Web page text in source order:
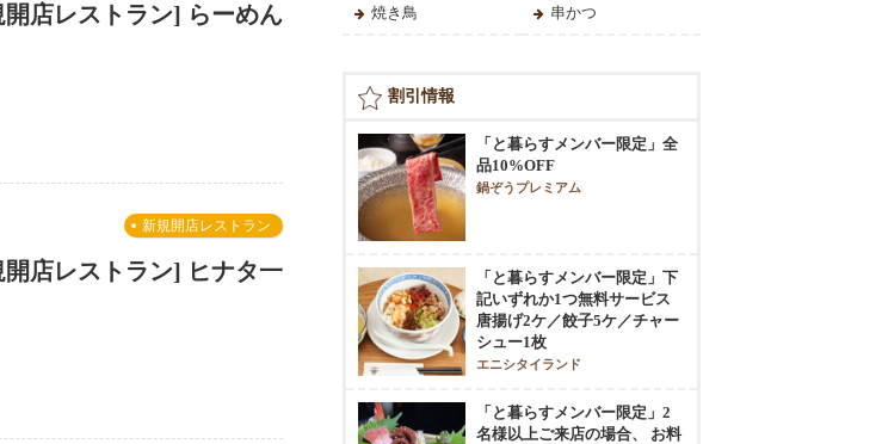
焼き鳥 串かつ
割引情報
「と暮らすメンバー限定」全
品10%OFF
鍋ぞうプレミアム
「と暮らすメンバー限定」下
記いずれか1つ無料サービス
唐揚げ2ケ／餃子5ケ／チャー
シュー1枚
エニシタイランド
「と暮らすメンバー限定」2
名様以上ご来店の場合、 お料
店レストラン] らーめん
新規開店レストラン
店レストラン] ヒナタ一